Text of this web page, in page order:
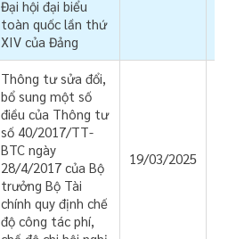
Đại hội đại biểu
toàn quốc lần thứ
XIV của Đảng
Thông tư sửa đổi,
bổ sung một số
điều của Thông tư
số 40/2017/TT-
BTC ngày
28/4/2017 của Bộ
trưởng Bộ Tài
chính quy định chế
độ công tác phí,
19/03/2025